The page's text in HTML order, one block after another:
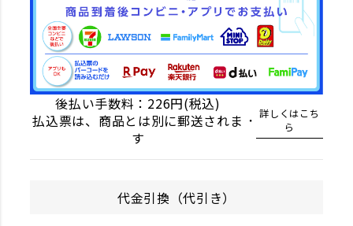
後払い手数料：226円(税込)
払込票は、商品とは別に郵送されま
す
詳しくはこち
ら
代金引換（代引き）